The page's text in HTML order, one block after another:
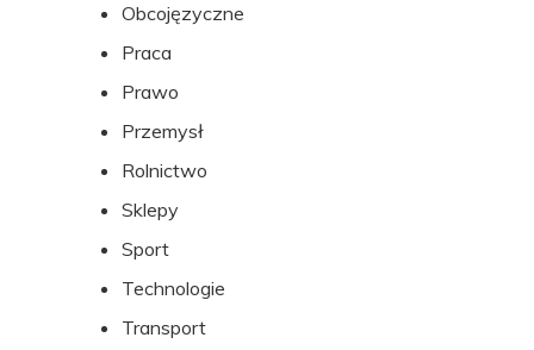
Obcojęzyczne
Praca
Prawo
Przemysł
Rolnictwo
Sklepy
Sport
Technologie
Transport